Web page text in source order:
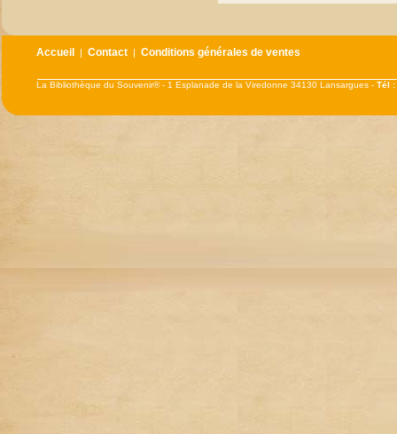
Accueil |Contact |Conditions générales de ventes
La Bibliothèque du Souvenir® - 1 Esplanade de la Viredonne 34130 Lansargues -Tél